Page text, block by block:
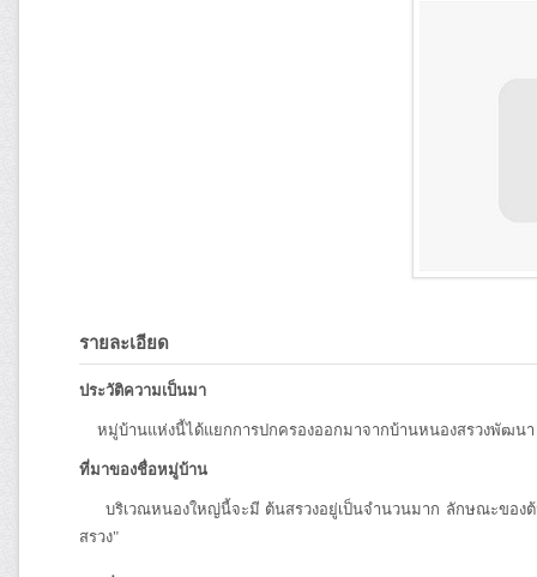
รายละเอียด
ประวัติความเป็นมา
หมู่บ้านแห่งนี้ได้แยกการปกครองออกมาจากบ้านหนองสรวงพัฒนา
ที่มาของชื่อหมู่บ้าน
บริเวณหนองใหญ่นี้จะมี ต้นสรวงอยู่เป็นจำนวนมาก ลักษณะของต้
สรวง"